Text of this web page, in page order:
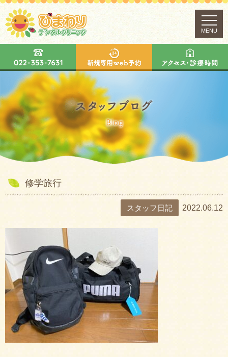
MENU
修学旅行
スタッフ日記 2022.06.12